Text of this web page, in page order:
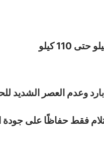
وعدم العصر الشديد
فقط حفاظًا على جودة